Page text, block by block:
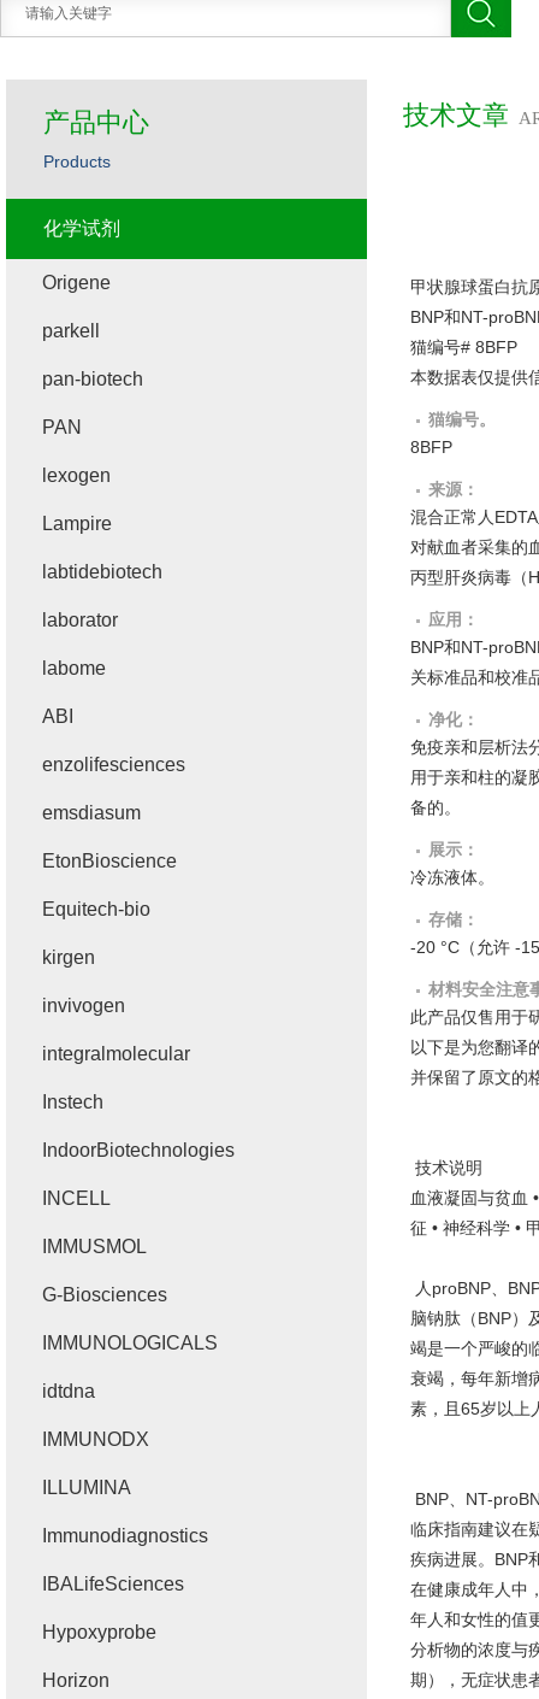
技术文章
甲状腺球蛋白抗
BNP和NT-
猫编号# 8BFP
本数据表仅提供
猫编号。
8BFP
来源：
混合正常人 EDTA
对献血者采集的
丙型肝炎病毒（
应用：
BNP和NT-
关标准品和校准
净化：
免疫亲和层析法
用于亲和柱的凝
备的。
展示：
冷冻液体。
存储：
-20 °C （允许 -
材料安全注意
此产品仅售用于
以下是为您翻译
并保留了原文的
技术说明
血液凝固与贫血
征 • 神经科学 •
人 proBNP
脑钠肽（BNP）
竭是一个严峻的
衰竭，每年新增
素，且 65岁以上
BNP
NT-
临床指南建议在
疾病进展。 BNP
在健康成年人中
年人和女性的值
分析物的浓度与
期），无症状患
产品中心
Products
化学试剂
Origene
parkell
pan-biotech
PAN
lexogen
Lampire
labtidebiotech
laborator
labome
ABI
enzolifesciences
emsdiasum
EtonBioscience
Equitech-bio
kirgen
invivogen
integralmolecular
Instech
IndoorBiotechnologies
INCELL
IMMUSMOL
G-Biosciences
IMMUNOLOGICALS
idtdna
IMMUNODX
ILLUMINA
Immunodiagnostics
IBALifeSciences
Hypoxyprobe
Horizon